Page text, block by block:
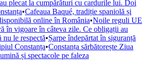
plecat la cumpărături cu cardurile lui. Doi
•Cafeaua Baqué, tradiție spaniolă și
online în România•Noile reguli UE
în vigoare în câteva zile. Ce obligații au
nu le respectă•Șarpe îndepărtat în siguranță
Constanța•Constanța sărbătorește Ziua
și spectacole pe faleza